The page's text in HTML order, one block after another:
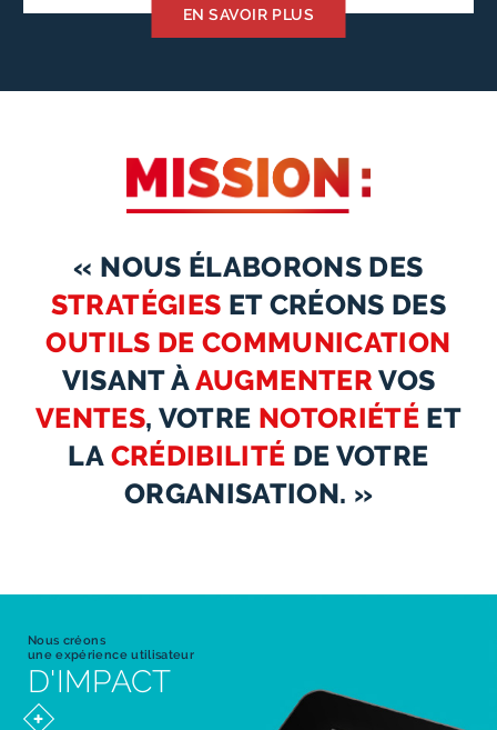
EN SAVOIR PLUS
« NOUS ÉLABORONS DES
STRATÉGIES ET CRÉONS DES
OUTILS DE COMMUNICATION
VISANT ÀAUGMENTER VOS
VENTES, VOTRE NOTORIÉTÉ ET
LA CRÉDIBILITÉ DE VOTRE
ORGANISATION. »
Nous créons
une expérience utilisateur
D'IMPACT